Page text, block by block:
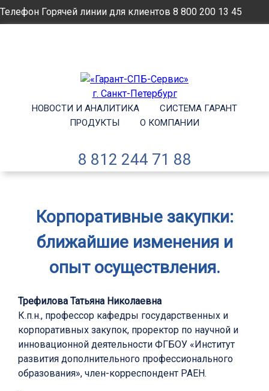
Телефон Горячей линии для клиентов 8 800 200 13 45
НОВОСТИ И АНАЛИТИКА
СИСТЕМА ГАРАНТ
ПРОДУКТЫ
О КОМПАНИИ
8 812 244 71 88
Корпоративные закупки:
ближайшие изменения и
опыт осуществления.
Трефилова Татьяна Николаевна
К.п.н., профессор кафедры государственных и
корпоративных закупок, проректор по научной и
инновационной деятельности ФГБОУ «Институт
развития дополнительного профессионального
образования», член-корреспондент РАЕН.